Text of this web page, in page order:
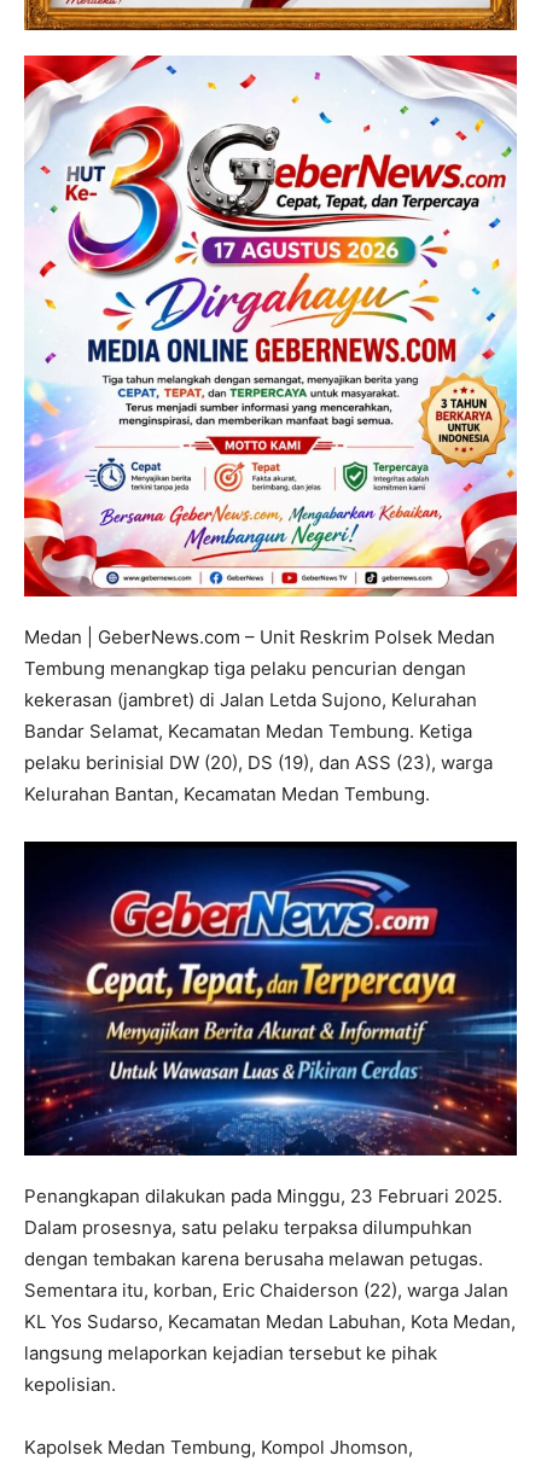
Medan | GeberNews.com – Unit Reskrim Polsek Medan
Tembung menangkap tiga pelaku pencurian dengan
kekerasan (jambret) di Jalan Letda Sujono, Kelurahan
Bandar Selamat, Kecamatan Medan Tembung. Ketiga
pelaku berinisial DW (20), DS (19), dan ASS (23), warga
Kelurahan Bantan, Kecamatan Medan Tembung.
Penangkapan dilakukan pada Minggu, 23 Februari 2025.
Dalam prosesnya, satu pelaku terpaksa dilumpuhkan
dengan tembakan karena berusaha melawan petugas.
Sementara itu, korban, Eric Chaiderson (22), warga Jalan
KL Yos Sudarso, Kecamatan Medan Labuhan, Kota Medan,
langsung melaporkan kejadian tersebut ke pihak
kepolisian.
Kapolsek Medan Tembung, Kompol Jhomson,